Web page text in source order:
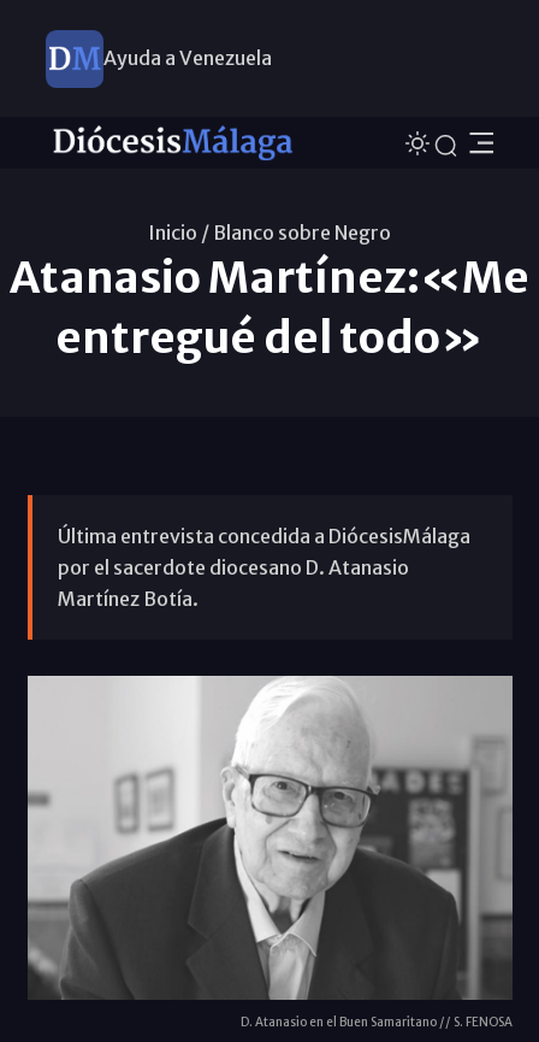
Ayuda a Venezuela
Inicio / Blanco sobre Negro
Atanasio Martínez:«Me
entregué del todo»
Última entrevista concedida a DiócesisMálaga
por el sacerdote diocesano D. Atanasio
Martínez Botía.
D. Atanasio en el Buen Samaritano // S. FENOSA